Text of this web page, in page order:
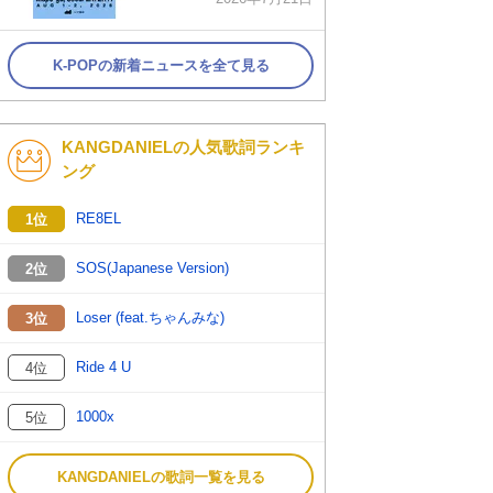
K-POPの新着ニュースを全て見る
KANGDANIELの人気歌詞ランキ
ング
1位 RE8EL
2位 SOS(Japanese Version)
3位 Loser (feat.ちゃんみな)
4位 Ride 4 U
5位 1000x
KANGDANIELの歌詞一覧を見る